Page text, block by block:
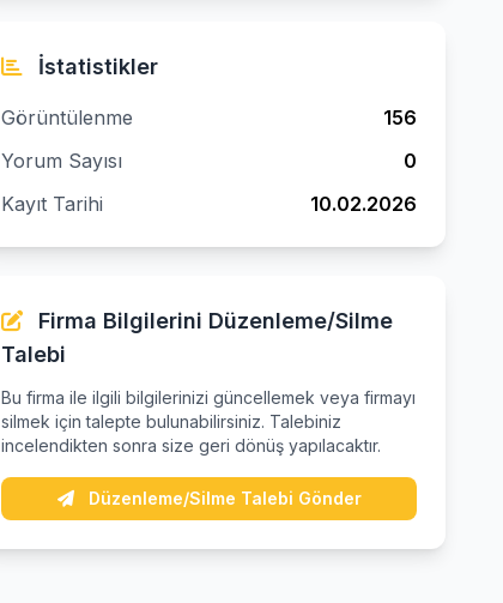
İstatistikler
Görüntülenme
156
Yorum Sayısı
0
Kayıt Tarihi
10.02.2026
Firma Bilgilerini Düzenleme/Silme
Talebi
Bu firma ile ilgili bilgilerinizi güncellemek veya firmayı
silmek için talepte bulunabilirsiniz. Talebiniz
incelendikten sonra size geri dönüş yapılacaktır.
Düzenleme/Silme Talebi Gönder